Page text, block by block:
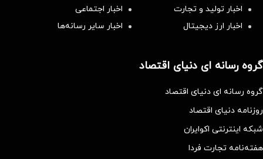
اخبار تولید و تجارت
اخبار اجتماعی
اخبار ارز دیجیتال
اخبار سایر رسانه‌‌ها
گروه رسانه ای دنیای اقتصاد
گروه رسانه ای دنیای اقتصاد
روزنامه دنیای اقتصاد
شبکه اینترنتی اکوایران
هفته‌نامه تجارت فردا